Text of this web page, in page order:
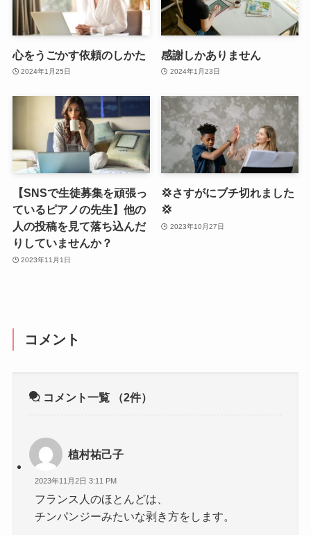
心をうごかす依頼のしかた
2024年1月25日
感謝しかありません
2024年1月23日
【SNSで生徒募集を頑張っ
ているピアノの先生】他の
人の投稿を見て落ち込んだ
りしていませんか？
2023年11月1日
💢さすがにブチ切れました
💢
2023年10月27日
コメント
コメント一覧 （2件）
植村祐己子
2023年11月2日 3:11 PM
フランス人のほとんどは、
チンパンジーみたいな剥き方をします。